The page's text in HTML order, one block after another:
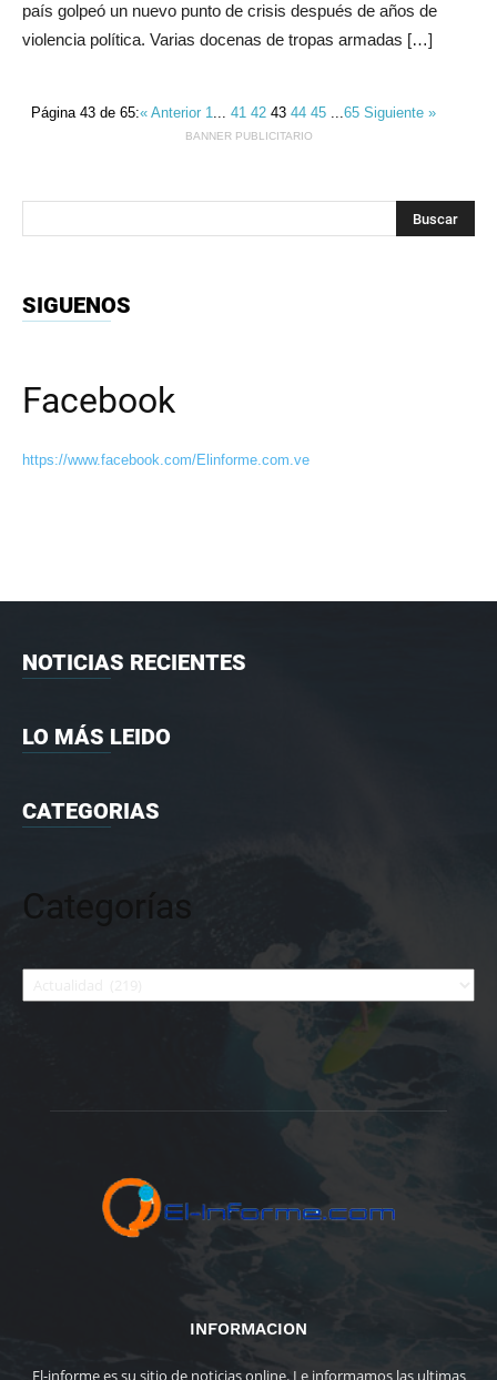
país golpeó un nuevo punto de crisis después de años de
violencia política. Varias docenas de tropas armadas […]
Página 43 de 65:« Anterior 1... 414243 4445 ...65 Siguiente »
BANNER PUBLICITARIO
SIGUENOS
Facebook
https://www.facebook.com/Elinforme.com.ve
NOTICIAS RECIENTES
LO MÁS LEIDO
CATEGORIAS
Categorías
Categorías
INFORMACION
El-informe es su sitio de noticias online. Le informamos las ultimas